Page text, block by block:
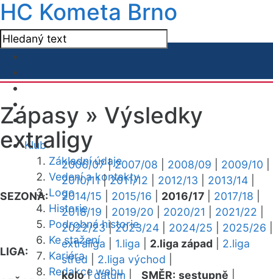
HC Kometa Brno
Klub
Základní údaje
Vedení a kontakty
Logo
Historie
Podrobná historie
Ke stažení
Kariéra
Redakce webu
Zápasy » Výsledky
extraligy
SEZONA:
2006/07|2007/08 2008/09 2009/10
2010/11|2011/12 2012/13 2013/14
2014/15
2015/16 2016/17 2017/18
2018/19
2019/20 2020/21 2021/22
2022/23|2023/24 2024/25 2025/26
LIGA:
extraliga 1.liga 2.liga západ
2.liga
střed
2.liga východ
kolo|datum SMĚR: sestupně